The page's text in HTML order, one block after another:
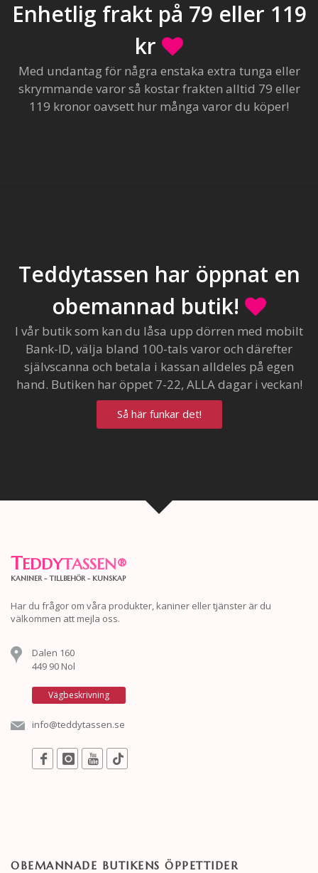
Enhetlig frakt på 79 eller 119
kr
Med undantag för några enstaka extra tunga eller
skrymmande varor så kostar frakten alltid 79 eller
119 kronor oavsett hur många varor du köper!
Teddytassen har öppnat en
obemannad butik!
I vår butik som kan du låsa upp dörren med mobilt
Bank-ID, välja bland 100-tals varor och därefter
självscanna och betala i kassan alldeles på egen
hand. Butiken har öppet 7-22, ALLA dagar i veckan!
Så här funkar det!
TEDDYTASSEN®
KANINER - TILLBEHÖR - KUNSKAP
Har du frågor om våra produkter, kaniner eller tjänster är du
välkommen att mejla oss.
Dalen 160
449 90 Nol
Vägbeskrivning
info@teddytassen.se
OBEMANNADE BUTIKENS ÖPPETTIDER